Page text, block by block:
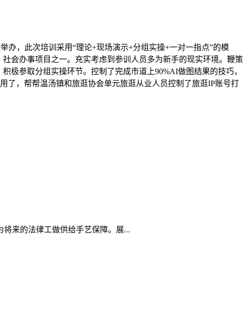
办，此次培训采用“理论+现场演示+分组实操+一对一指点”的模
会办事项目之一。充实考虑到参训人员多为新手的现实环境。鞭策
极参取分组实操环节。控制了完成市道上90%AI做图结果的技巧，
了，帮帮温汤镇和旅逛协会单元旅逛从业人员控制了旅逛IP账号打
来的法律工做供给手艺保障。展...